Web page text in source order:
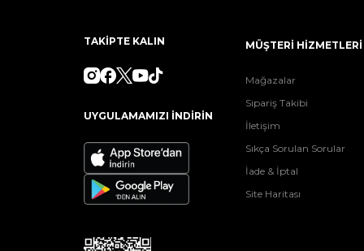
TAKİPTE KALIN
UYGULAMAMIZI İNDİRİN
MÜŞTERİ HİZMETLERİ
Mağazalar
Sipariş Takibi
İletişim
Sıkça Sorulan Sorular
İade & İptal
Site Haritası